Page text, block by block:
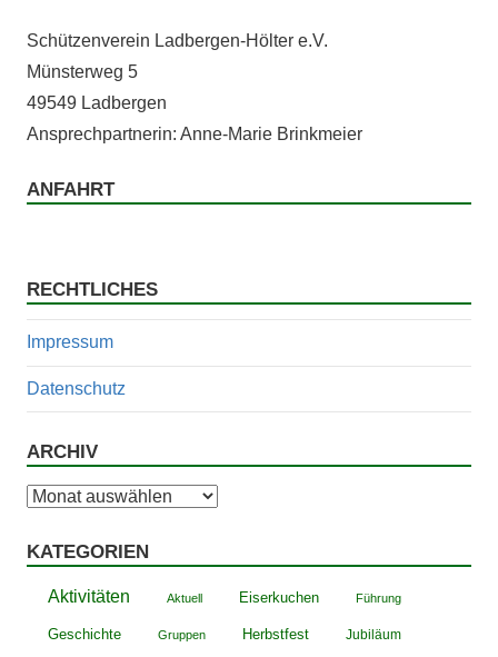
Schützen­vere­in Lad­ber­gen-Höl­ter e.V.
Mün­ster­weg 5
49549 Ladbergen
Ansprech­part­ner­in: Anne-Marie Brinkmeier
ANFAHRT
RECHTLICHES
Impressum
Datenschutz
ARCHIV
Archiv
KATEGORIEN
Aktivitäten Aktuell Eiserkuchen Führung
Geschichte Gruppen Herbstfest Jubiläum